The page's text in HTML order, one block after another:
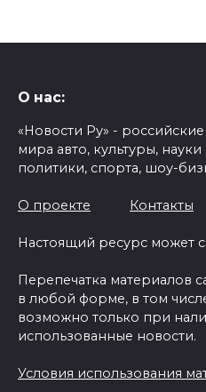
О нас:
«Новости Ру» -
мира авто, культуры,
политики, спорта, шоу-
О проекте Контакты
Настоящий ресурс может
Перепечатка материалов
в любой форме, в том
возможно только при
использованные новости.
Условия использования